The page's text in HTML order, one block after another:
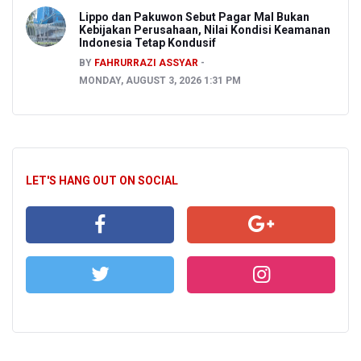
Lippo dan Pakuwon Sebut Pagar Mal Bukan
Kebijakan Perusahaan, Nilai Kondisi Keamanan
Indonesia Tetap Kondusif
BY FAHRURRAZI ASSYAR
MONDAY, AUGUST 3, 2026 1:31 PM
LET'S HANG OUT ON SOCIAL